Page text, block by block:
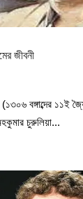
জীবনী
বঙ্গাব্দের ১১ই
চুরুলিয়া...